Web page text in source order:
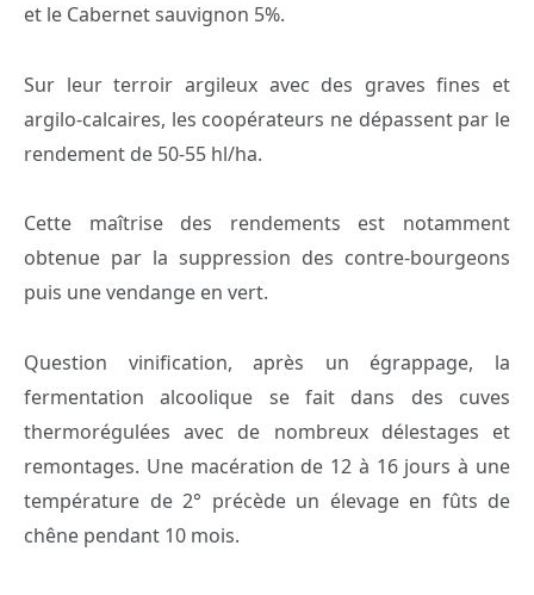
et le Cabernet sauvignon 5%.
Sur leur terroir argileux avec des graves fines et
argilo-calcaires, les coopérateurs ne dépassent par le
rendement de 50-55 hl/ha.
Cette maîtrise des rendements est notamment
obtenue par la suppression des contre-bourgeons
puis une vendange en vert.
Question vinification, après un égrappage, la
fermentation alcoolique se fait dans des cuves
thermorégulées avec de nombreux délestages et
remontages. Une macération de 12 à 16 jours à une
température de 2° précède un élevage en fûts de
chêne pendant 10 mois.